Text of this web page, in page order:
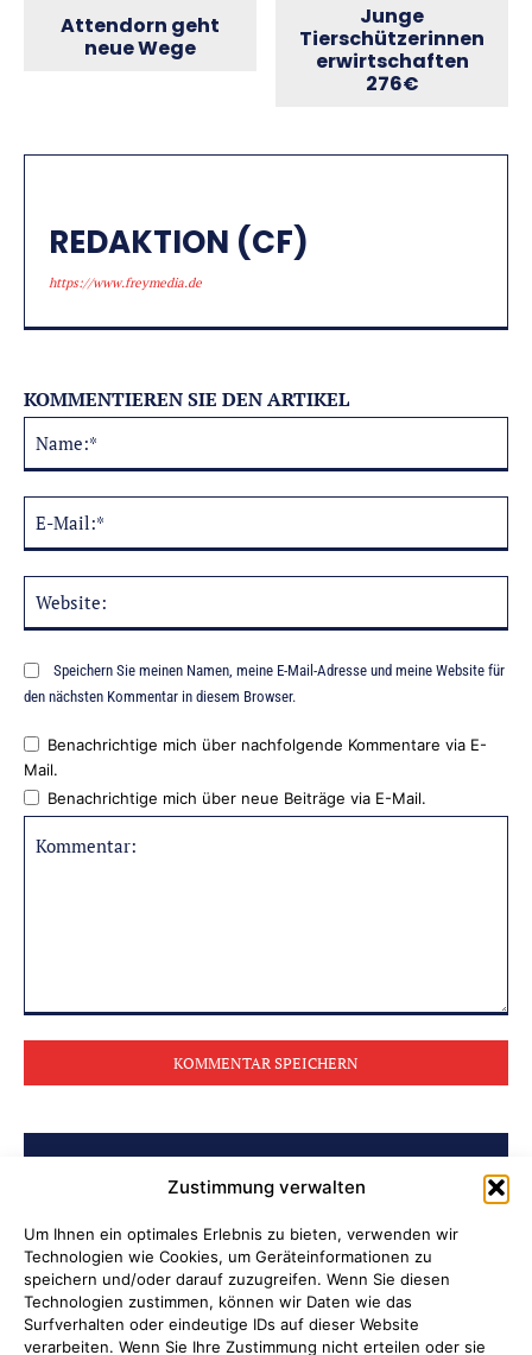
Zustimmung verwalten
Um Ihnen ein optimales Erlebnis zu bieten, verwenden wir
Technologien wie Cookies, um Geräteinformationen zu
speichern und/oder darauf zuzugreifen. Wenn Sie diesen
Technologien zustimmen, können wir Daten wie das
Surfverhalten oder eindeutige IDs auf dieser Website
verarbeiten. Wenn Sie Ihre Zustimmung nicht erteilen oder sie
Attendorn geht
neue Wege
Junge
Tierschützerinnen
erwirtschaften
276€
REDAKTION (CF)
https://www.freymedia.de
KOMMENTIEREN SIE DEN ARTIKEL
Speichern Sie meinen Namen, meine E-Mail-Adresse und meine Website für
den nächsten Kommentar in diesem Browser.
Benachrichtige mich über nachfolgende Kommentare via E-
Mail.
Benachrichtige mich über neue Beiträge via E-Mail.
BELIEBTE BEITRÄGE
Soldatenleben damals und heute
Verantwortung übernehmen, wenn
Kinder Schutz und Orientierung